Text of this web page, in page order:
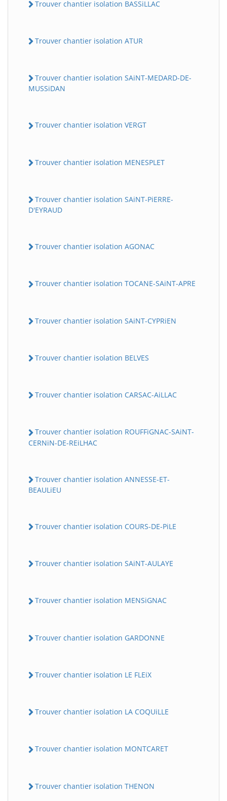
Trouver chantier isolation BASSiLLAC
Trouver chantier isolation ATUR
Trouver chantier isolation SAiNT-MEDARD-DE-
MUSSiDAN
Trouver chantier isolation VERGT
Trouver chantier isolation MENESPLET
Trouver chantier isolation SAiNT-PiERRE-
D'EYRAUD
Trouver chantier isolation AGONAC
Trouver chantier isolation TOCANE-SAiNT-APRE
Trouver chantier isolation SAiNT-CYPRiEN
Trouver chantier isolation BELVES
Trouver chantier isolation CARSAC-AiLLAC
Trouver chantier isolation ROUFFiGNAC-SAiNT-
CERNiN-DE-REiLHAC
Trouver chantier isolation ANNESSE-ET-
BEAULiEU
Trouver chantier isolation COURS-DE-PiLE
Trouver chantier isolation SAiNT-AULAYE
Trouver chantier isolation MENSiGNAC
Trouver chantier isolation GARDONNE
Trouver chantier isolation LE FLEiX
Trouver chantier isolation LA COQUiLLE
Trouver chantier isolation MONTCARET
Trouver chantier isolation THENON